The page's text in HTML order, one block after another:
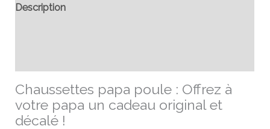
Description
Chaussettes papa poule : Offrez à
votre papa un cadeau original et
décalé !